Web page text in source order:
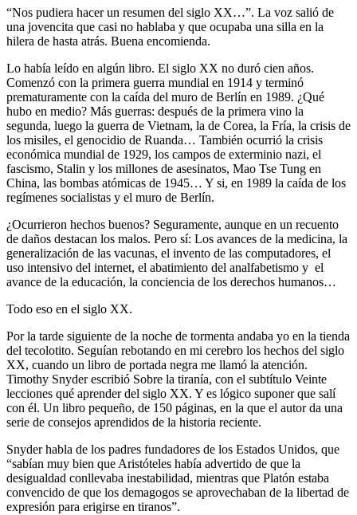
“Nos pudiera hacer un resumen del siglo XX…”. La voz salió de
una jovencita que casi no hablaba y que ocupaba una silla en la
hilera de hasta atrás. Buena encomienda.
Lo había leído en algún libro. El siglo XX no duró cien años.
Comenzó con la primera guerra mundial en 1914 y terminó
prematuramente con la caída del muro de Berlín en 1989. ¿Qué
hubo en medio? Más guerras: después de la primera vino la
segunda, luego la guerra de Vietnam, la de Corea, la Fría, la crisis de
los misiles, el genocidio de Ruanda… También ocurrió la crisis
económica mundial de 1929, los campos de exterminio nazi, el
fascismo, Stalin y los millones de asesinatos, Mao Tse Tung en
China, las bombas atómicas de 1945… Y si, en 1989 la caída de los
regímenes socialistas y el muro de Berlín.
¿Ocurrieron hechos buenos? Seguramente, aunque en un recuento
de daños destacan los malos. Pero sí: Los avances de la medicina, la
generalización de las vacunas, el invento de las computadores, el
uso intensivo del internet, el abatimiento del analfabetismo y el
avance de la educación, la conciencia de los derechos humanos…
Todo eso en el siglo XX.
Por la tarde siguiente de la noche de tormenta andaba yo en la tienda
del tecolotito. Seguían rebotando en mi cerebro los hechos del siglo
XX, cuando un libro de portada negra me llamó la atención.
Timothy Snyder escribió Sobre la tiranía, con el subtítulo Veinte
lecciones qué aprender del siglo XX. Y es lógico suponer que salí
con él. Un libro pequeño, de 150 páginas, en la que el autor da una
serie de consejos aprendidos de la historia reciente.
Snyder habla de los padres fundadores de los Estados Unidos, que
“sabían muy bien que Aristóteles había advertido de que la
desigualdad conllevaba inestabilidad, mientras que Platón estaba
convencido de que los demagogos se aprovechaban de la libertad de
expresión para erigirse en tiranos”.